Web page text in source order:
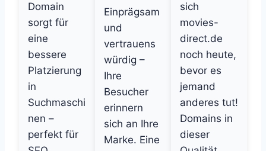
Domain
sorgt für
eine
bessere
Platzierung
in
Suchmaschi
nen –
perfekt für
Einprägsam
und
vertrauens
würdig –
Ihre
Besucher
erinnern
sich an Ihre
Marke. Eine
sich
movies-
direct.de
noch heute,
bevor es
jemand
anderes tut!
Domains in
dieser